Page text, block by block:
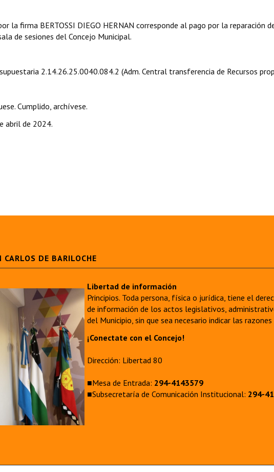
la firma BERTOSSI DIEGO HERNAN corresponde al pago por la reparación
de sesiones del Concejo Municipal.
2.14.26.25.0040.084.2 (Adm. Central transferencia de Recursos
Cumplido, archívese.
abril de 2024.
DE BARILOCHE
Libertad de información
Principios. Toda persona, física o jurídica, tiene el
de información de los actos legislativos,
del Municipio, sin que sea necesario indicar las
¡Conectate con el Concejo!
Dirección: Libertad 80
■Mesa de Entrada: 294-4143579
■Subsecretaría de Comunicación Institucional: 294-